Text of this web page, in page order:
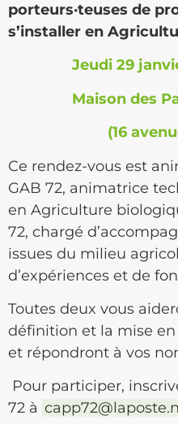
porteurs·teuses de
s’installer en
Jeudi 29
Maison des
(16
Ce rendez-vous est
GAB 72, animatrice
en Agriculture
72, chargé
issues du milieu
d’expériences et de
Toutes deux vous
définition et la mise
et répondront à vos
Pour participer,
72 à